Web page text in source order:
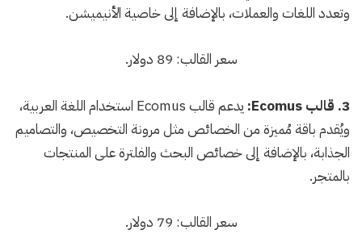
وتعدد اللغات والعملات، بالإضافة إلى خاصية الأنيميشن.
سعر القالب: 89 دولار.
3. قالب Ecomus:
يدعم قالب Ecomus استخدام اللغة العربية،
ويُقدم باقة مُميزة من الخصائص مثل مرونة التخصيص، والتصاميم
الجذابة، بالإضافة إلى خصائص البحث والفلترة على المنتجات
بالمتجر.
سعر القالب: 79 دولار.